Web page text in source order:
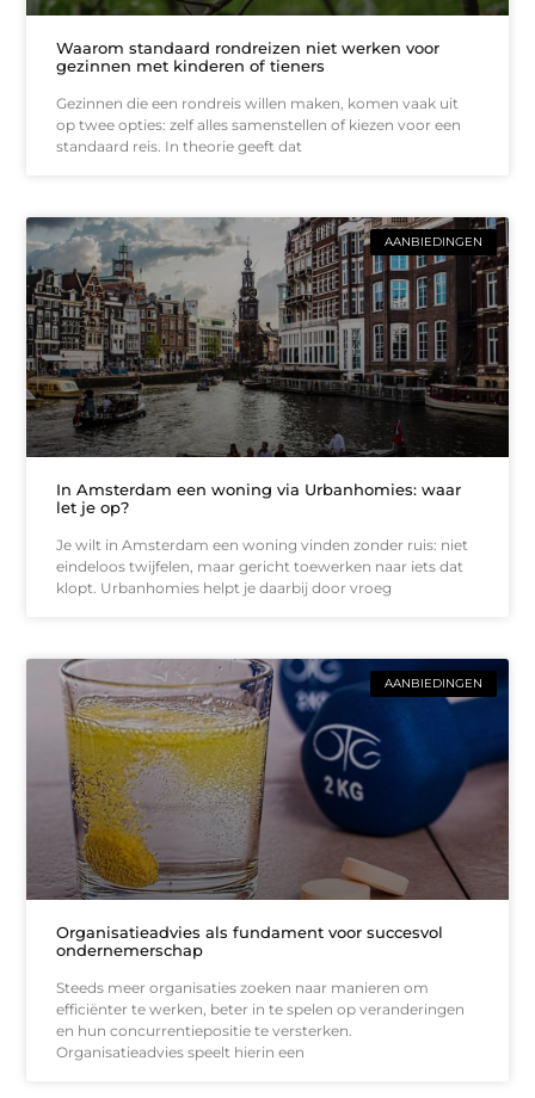
Waarom standaard rondreizen niet werken voor
gezinnen met kinderen of tieners
Gezinnen die een rondreis willen maken, komen vaak uit
op twee opties: zelf alles samenstellen of kiezen voor een
standaard reis. In theorie geeft dat
AANBIEDINGEN
In Amsterdam een woning via Urbanhomies: waar
let je op?
Je wilt in Amsterdam een woning vinden zonder ruis: niet
eindeloos twijfelen, maar gericht toewerken naar iets dat
klopt. Urbanhomies helpt je daarbij door vroeg
AANBIEDINGEN
Organisatieadvies als fundament voor succesvol
ondernemerschap
Steeds meer organisaties zoeken naar manieren om
efficiënter te werken, beter in te spelen op veranderingen
en hun concurrentiepositie te versterken.
Organisatieadvies speelt hierin een